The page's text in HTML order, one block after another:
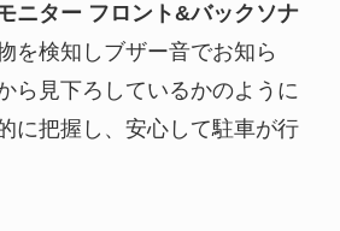
ニター フロント&バックソナ
を検知しブザー音でお知ら
ら見下ろしているかのように
に把握し、安心して駐車が行